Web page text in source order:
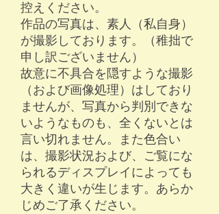
控えください。​
作品の写真は、素人（私自身）
が撮影しております。（稚拙で
申し訳ございません）
故意に不具合を隠すような撮影
（および画像処理）はしており
ませんが、写真から判別できな
いようなものも、全くないとは
言い切れません。また色合い
は、撮影状況および、ご覧にな
られるディスプレイによっても
大きく違いが生じます。あらか
じめご了承ください。